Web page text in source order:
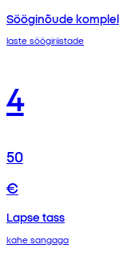
Sööginõude
laste söögiriistade
4
50
€
Lapse tass
kahe sangaga